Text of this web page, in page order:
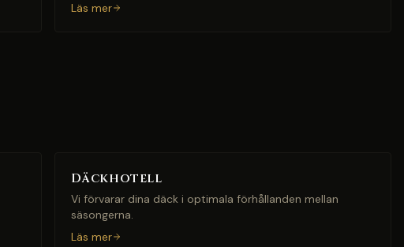
Läs mer
Däckhotell
Vi förvarar dina däck i optimala förhållanden mellan
säsongerna.
Läs mer